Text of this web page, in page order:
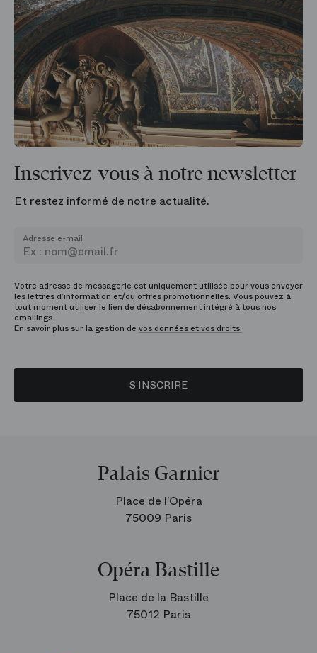
Inscrivez-vous à notre newsletter
Et restez informé de notre actualité.
Adresse e-mail
Votre adresse de messagerie est uniquement utilisée pour vous envoyer
les lettres d’information et/ou offres promotionnelles. Vous pouvez à
tout moment utiliser le lien de désabonnement intégré à tous nos
emailings.
En savoir plus sur la gestion de vos données et vos droits.
S’INSCRIRE
Palais Garnier
Place de l’Opéra
75009 Paris
Opéra Bastille
Place de la Bastille
75012 Paris